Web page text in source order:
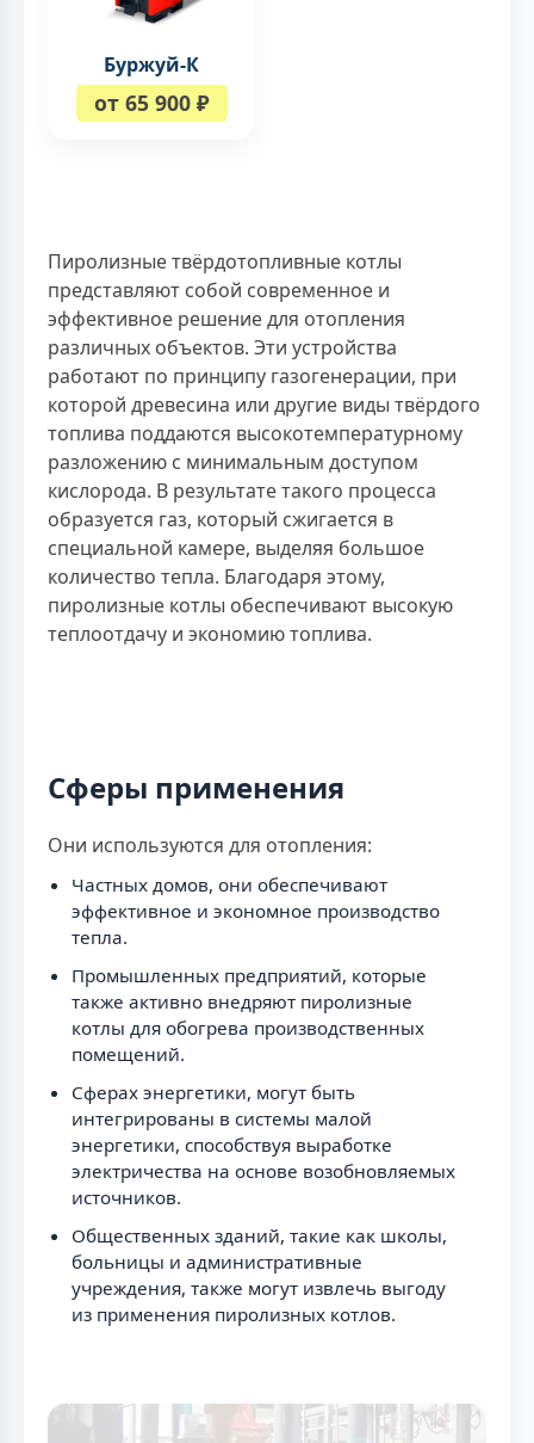
Буржуй-К
от 65 900 ₽
Пиролизные твёрдотопливные котлы
представляют собой современное и
эффективное решение для отопления
различных объектов. Эти устройства
работают по принципу газогенерации, при
которой древесина или другие виды твёрдого
топлива поддаются высокотемпературному
разложению с минимальным доступом
кислорода. В результате такого процесса
образуется газ, который сжигается в
специальной камере, выделяя большое
количество тепла. Благодаря этому,
пиролизные котлы обеспечивают высокую
теплоотдачу и экономию топлива.
Сферы применения
Они используются для отопления:
Частных домов, они обеспечивают
эффективное и экономное производство
тепла.
Промышленных предприятий, которые
также активно внедряют пиролизные
котлы для обогрева производственных
помещений.
Сферах энергетики, могут быть
интегрированы в системы малой
энергетики, способствуя выработке
электричества на основе возобновляемых
источников.
Общественных зданий, такие как школы,
больницы и административные
учреждения, также могут извлечь выгоду
из применения пиролизных котлов.